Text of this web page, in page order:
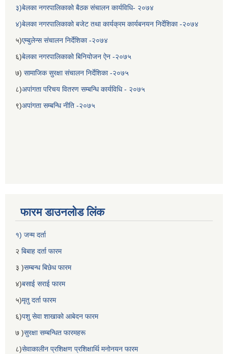
३)बेलका नगरपालिकाको बैठक संचालन कार्यविधि- २०७४
४)बेलका नगरपालिकाको बजेट तथा कार्यक्रम कार्यबनयन निर्देशिका -२०७४
५)एम्बुलेन्स संचालन निर्देशिका -२०७४
६)बेलका नगरपालिकाको बिनियोजन ऐन -२०७५
७) सामाजिक सुरक्षा संचालन निर्देशिका -२०७५
८)अपांगता परिचय वितरण सम्बन्धि कार्यविधि - २०७५
९)अपांगता सम्बन्धि नीति -२०७५
फारम डाउनलोड लिंक
१) जन्म दर्ता
२ बिबाह दर्ता फारम
३ )सम्बन्ध बिछेध फारम
४)बसाई सराई फारम
५)मृतु दर्ता फारम
६)पशु सेवा शाखाको आबेदन फारम
७ )सुरक्षा सम्बन्धित फारमहरू
८)सेवाकालीन प्रशिक्षण प्रशिक्षार्थि मनोनयन फारम